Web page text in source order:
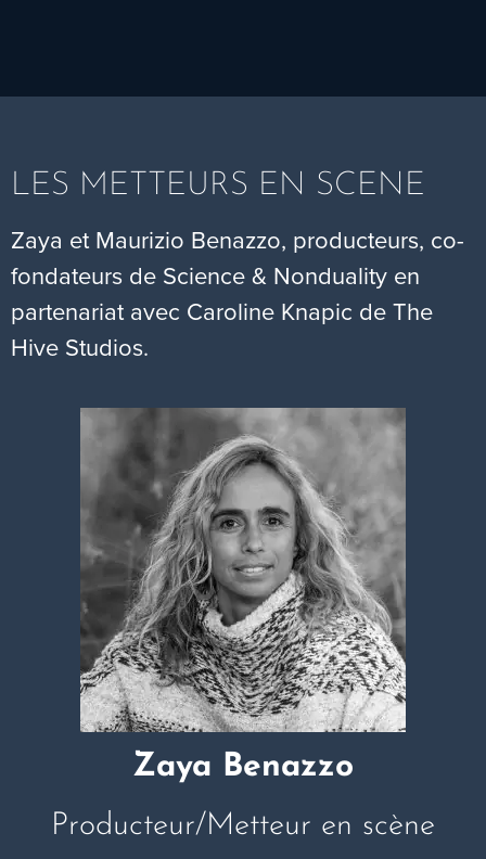
LES METTEURS EN SCENE
Zaya et Maurizio Benazzo, producteurs, co-
fondateurs de Science & Nonduality en
partenariat avec Caroline Knapic de The
Hive Studios.
Zaya Benazzo
Producteur/Metteur en scène